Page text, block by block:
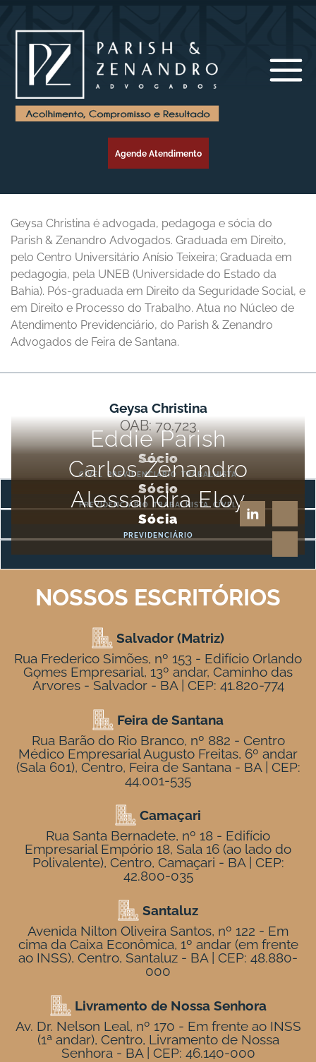
Agende Atendimento
Geysa Christina é advogada, pedagoga e sócia do
Parish & Zenandro Advogados. Graduada em Direito,
pelo Centro Universitário Anísio Teixeira; Graduada em
pedagogia, pela UNEB (Universidade do Estado da
Bahia). Pós-graduada em Direito da Seguridade Social, e
em Direito e Processo do Trabalho. Atua no Núcleo de
Atendimento Previdenciário, do Parish & Zenandro
Advogados de Feira de Santana.
Geysa Christina
OAB: 70.723
Eddie Parish
Sócio
CÍVEL PREVIDENCIÁRIO TRABALHISTA
Carlos Zenandro
Sócio
PREVIDENCIÁRIO TRABALHISTA CÍVEL
Alessandra Eloy
Sócia
PREVIDENCIÁRIO
NOSSOS ESCRITÓRIOS
Salvador (Matriz)
Rua Frederico Simões, nº 153 - Edifício Orlando
Gomes Empresarial, 13º andar, Caminho das
Árvores - Salvador - BA | CEP: 41.820-774
Feira de Santana
Rua Barão do Rio Branco, nº 882 - Centro
Médico Empresarial Augusto Freitas, 6º andar
(Sala 601), Centro, Feira de Santana - BA | CEP:
44.001-535
Camaçari
Rua Santa Bernadete, nº 18 - Edifício
Empresarial Empório 18, Sala 16 (ao lado do
Polivalente), Centro, Camaçari - BA | CEP:
42.800-035
Santaluz
Avenida Nilton Oliveira Santos, nº 122 - Em
cima da Caixa Econômica, 1º andar (em frente
ao INSS), Centro, Santaluz - BA | CEP: 48.880-
000
Livramento de Nossa Senhora
Av. Dr. Nelson Leal, nº 170 - Em frente ao INSS
(1ª andar), Centro, Livramento de Nossa
Senhora - BA | CEP: 46.140-000